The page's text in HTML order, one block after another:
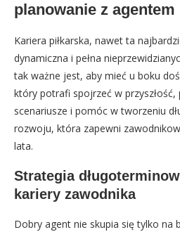
planowanie z agentem
Kariera piłkarska, nawet ta
dynamiczna i pełna
tak ważne jest, aby mieć u boku
który potrafi spojrzeć w
scenariusze i pomóc w tworzeniu
rozwoju, która zapewni
lata.
Strategia
kariery zawodnika
Dobry agent nie skupia się tylko na